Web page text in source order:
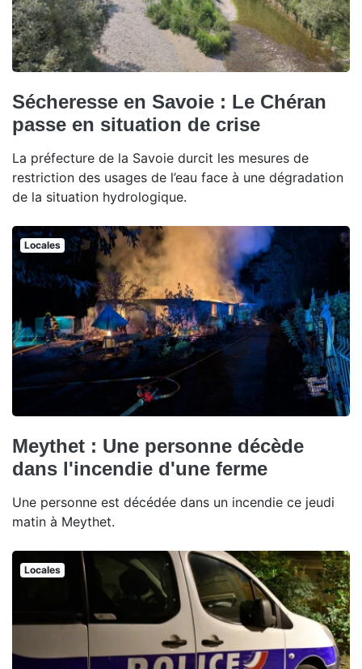
Sécheresse en Savoie : Le Chéran
passe en situation de crise
La préfecture de la Savoie durcit les mesures de
restriction des usages de l’eau face à une dégradation
de la situation hydrologique.
Locales
Meythet : Une personne décède
dans l'incendie d'une ferme
Une personne est décédée dans un incendie ce jeudi
matin à Meythet.
Locales